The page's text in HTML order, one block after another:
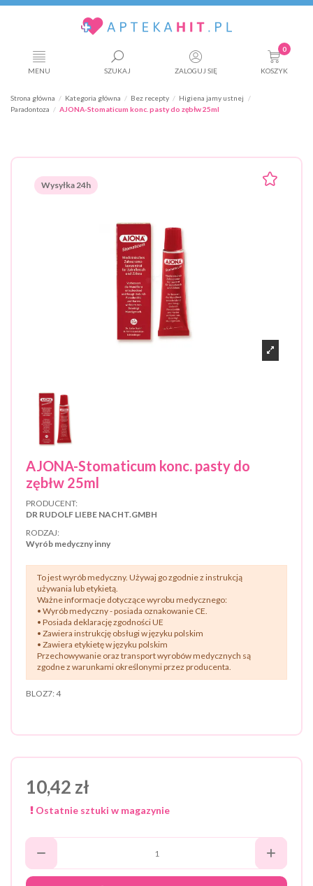
MENU SZUKAJ ZALOGUJ SIĘ
0
KOSZYK
Strona główna Kategoria główna Bez recepty
Higiena jamy ustnej
Paradontoza
AJONA-Stomaticum konc. pasty do zębłw 25ml
Wysyłka 24h
AJONA-Stomaticum konc. pasty do
zębłw 25ml
PRODUCENT:
DR RUDOLF LIEBE NACHT.GMBH
RODZAJ:
Wyrób medyczny inny
To jest wyrób medyczny. Używaj go zgodnie z instrukcją
używania lub etykietą.
Ważne informacje dotyczące wyrobu medycznego:
• Wyrób medyczny - posiada oznakowanie CE.
• Posiada deklarację zgodności UE
• Zawiera instrukcję obsługi w języku polskim
• Zawiera etykietę w języku polskim
Przechowywanie oraz transport wyrobów medycznych są
zgodne z warunkami określonymi przez producenta.
BLOZ7: 4
10,42 zł
Ostatnie sztuki w magazynie